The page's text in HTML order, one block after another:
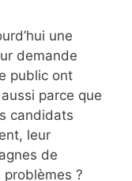
une
demande
public ont
parce que
candidats
leur
de
?